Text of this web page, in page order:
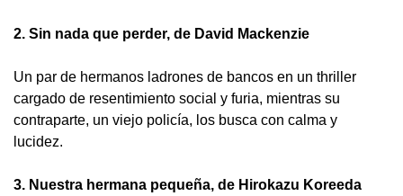
2. Sin nada que perder, de David Mackenzie
Un par de hermanos ladrones de bancos en un thriller
cargado de resentimiento social y furia, mientras su
contraparte, un viejo policía, los busca con calma y
lucidez.
3. Nuestra hermana pequeña, de Hirokazu Koreeda